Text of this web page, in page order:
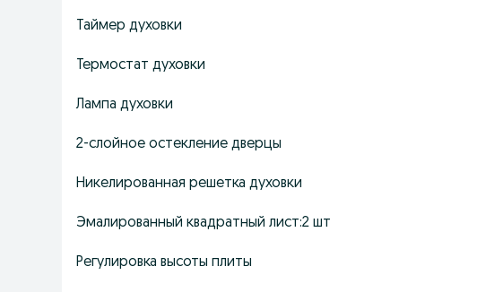
Таймер духовки
Термостат духовки
Лампа духовки
2-слойное остекление дверцы
Никелированная решетка духовки
Эмалированный квадратный лист:2 шт
Регулировка высоты плиты